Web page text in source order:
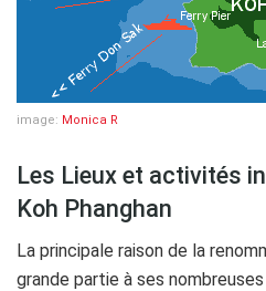
image: Monica R
Les Lieux et activités
Koh Phanghan
La principale raison de la
grande partie à ses